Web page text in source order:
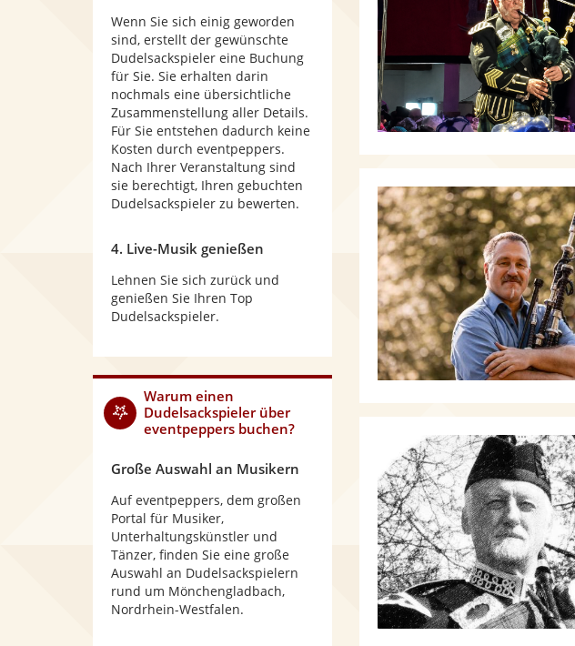
Wenn Sie sich einig geworden
sind, erstellt der gewünschte
Dudelsackspieler eine Buchung
für Sie. Sie erhalten darin
nochmals eine übersichtliche
Zusammenstellung aller Details.
Für Sie entstehen dadurch keine
Kosten durch eventpeppers.
Nach Ihrer Veranstaltung sind
sie berechtigt, Ihren gebuchten
Dudelsackspieler zu bewerten.
4. Live-Musik genießen
Lehnen Sie sich zurück und
genießen Sie Ihren Top
Dudelsackspieler.
Warum einen
Dudelsackspielerüber
eventpeppers buchen?
Große Auswahl an Musikern
Auf eventpeppers, dem großen
Portal für Musiker,
Unterhaltungskünstler und
Tänzer, finden Sie eine große
Auswahl an Dudelsackspielern
rund um Mönchengladbach,
Nordrhein-Westfalen.